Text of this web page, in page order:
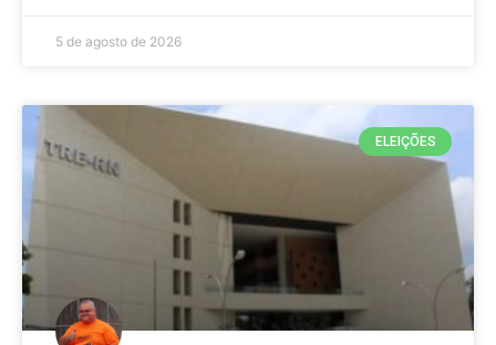
5 de agosto de 2026
ELEIÇÕES